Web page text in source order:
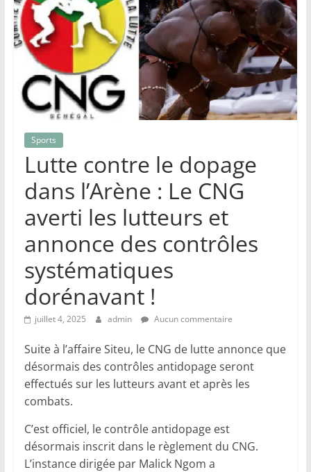
Sports
Lutte contre le dopage
dans l’Arène : Le CNG
averti les lutteurs et
annonce des contrôles
systématiques
dorénavant !
juillet 4, 2025 admin Aucun commentaire
Suite à l’affaire Siteu, le CNG de lutte annonce que
désormais des contrôles antidopage seront
effectués sur les lutteurs avant et après les
combats.
C’est officiel, le contrôle antidopage est
désormais inscrit dans le règlement du CNG.
L’instance dirigée par Malick Ngom a